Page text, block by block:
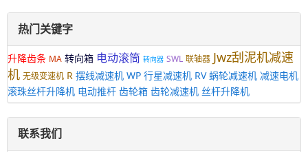
热门关键字
升降齿条 MA 转向箱 电动滚筒 转向器 SWL 联轴器 Jwz刮泥机减速
机 无级变速机 R 摆线减速机 WP 行星减速机 RV 蜗轮减速机 减速电机
滚珠丝杆升降机 电动推杆 齿轮箱 齿轮减速机 丝杆升降机
联系我们